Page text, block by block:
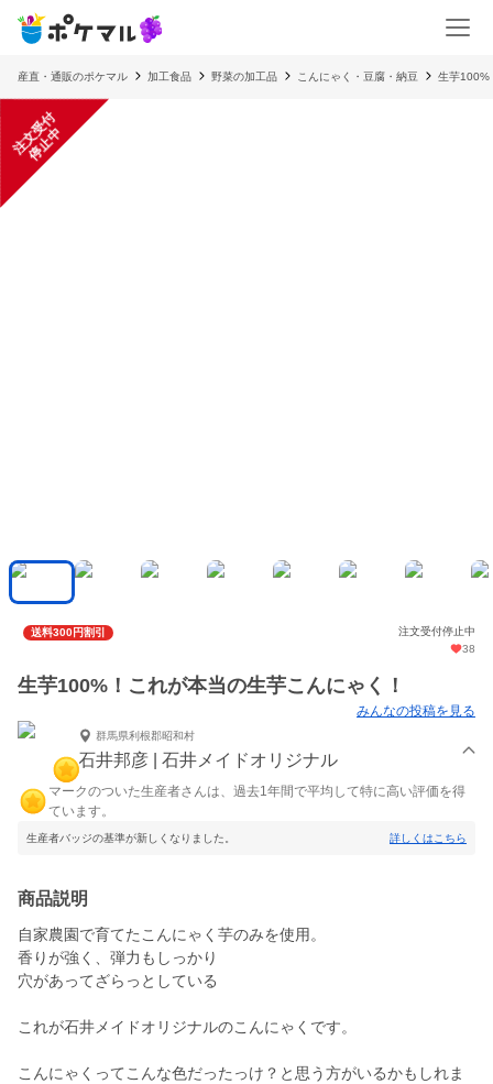
産直・通販のポケマル 加工食品 野菜の加工品 こんにゃく・豆腐・納豆 生芋100%
注
文
受
付
停
止
中
送料300円割引
注文受付停止中
38
生芋100%！これが本当の生芋こんにゃく！
みんなの投稿を見る
群馬県利根郡昭和村
石井邦彦 | 石井メイドオリジナル
マークのついた生産者さんは、過去1年間で平均して特に高い評価を得
ています。
生産者バッジの基準が新しくなりました。 詳しくはこちら
商品説明
自家農園で育てたこんにゃく芋のみを使用。
香りが強く、弾力もしっかり
穴があってざらっとしている
これが石井メイドオリジナルのこんにゃくです。
こんにゃくってこんな色だったっけ？と思う方がいるかもしれま